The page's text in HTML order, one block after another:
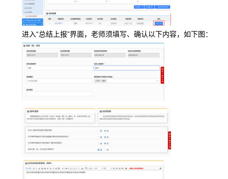
进入“总结上报”界面，老师须填写、确认以下内容，如下图：